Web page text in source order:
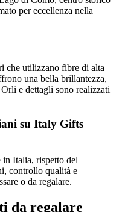
per eccellenza nella
che utilizzano fibre di alta
una bella brillantezza,
e dettagli sono realizzati
su Italy Gifts
in Italia, rispetto del
controllo qualità e
o da regalare.
da regalare